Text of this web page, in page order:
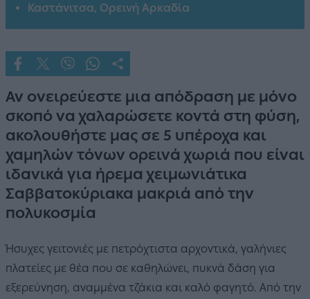
Καστάνιτσα, Ορεινή Αρκαδία
Αν ονειρεύεστε μια απόδραση με μόνο
σκοπό να χαλαρώσετε κοντά στη φύση,
ακολουθήστε μας σε 5 υπέροχα και
χαμηλών τόνων ορεινά χωριά που είναι
ιδανικά για ήρεμα χειμωνιάτικα
Σαββατοκύριακα μακριά από την
πολυκοσμία
Ήσυχες γειτονιές με πετρόχτιστα αρχοντικά, γαλήνιες
πλατείες με θέα που σε καθηλώνει, πυκνά δάση για
εξερεύνηση, αναμμένα τζάκια και καλό φαγητό. Από την